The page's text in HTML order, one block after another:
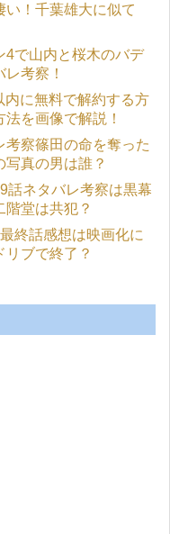
い！千葉雄大に似て
4で山内と桜木のバデ
考察！
内に無料で解約する方
を画像で解説！
考察篠田の命を奪った
真の男は誰？
話ネタバレ考察は黒幕
階堂は共犯？
終話感想は映画化に
リブで終了？